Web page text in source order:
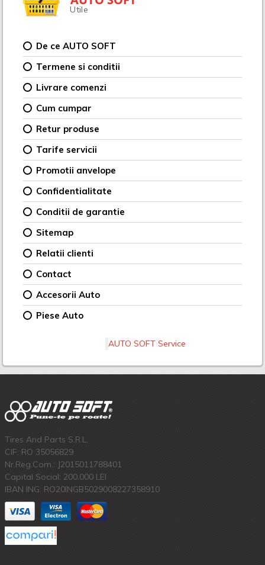
Utile
De ce AUTO SOFT
Termene si conditii
Livrare comenzi
Cum cumpar
Retur produse
Tarife servicii
Promotii anvelope
Confidentialitate
Conditii de garantie
Sitemap
Relatii clienti
Contact
Accesorii Auto
Piese Auto
AUTO SOFT Service
Tires And Parts S.R.L.
CIF: RO 35056829
Nr.Reg.Com.: J2015011788401
Capital Social: 200.000 LEI
IBAN ING: RO20INGB5029008227358910